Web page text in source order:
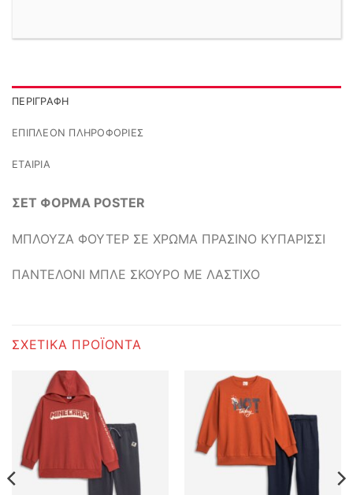
ΠΕΡΙΓΡΑΦΉ
ΕΠΙΠΛΈΟΝ ΠΛΗΡΟΦΟΡΊΕΣ
ΕΤΑΙΡΊΑ
ΣΕΤ ΦΟΡΜΑ POSTER
ΜΠΛΟΥΖΑ ΦΟΥΤΕΡ ΣΕ ΧΡΩΜΑ ΠΡΑΣΙΝΟ ΚΥΠΑΡΙΣΣΙ
ΠΑΝΤΕΛΟΝΙ ΜΠΛΕ ΣΚΟΥΡΟ ΜΕ ΛΑΣΤΙΧΟ
ΣΧΕΤΙΚΆ ΠΡΟΪΌΝΤΑ